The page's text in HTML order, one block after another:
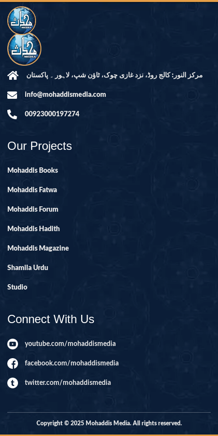
مرکز النور: کالج روڈ، نزد غازی چوک، ٹاؤن شپ، لاہور ۔ پاکستان
info@mohaddismedia.com
00923000197274
Our Projects
Mohaddis Books
Mohaddis Fatwa
Mohaddis Forum
Mohaddis Hadith
Mohaddis Magazine
Shamila Urdu
Studio
Connect With Us
youtube.com/mohaddismedia
facebook.com/mohaddismedia
twitter.com/mohaddismedia
Copyright © 2025 Mohaddis Media. All rights reserved.